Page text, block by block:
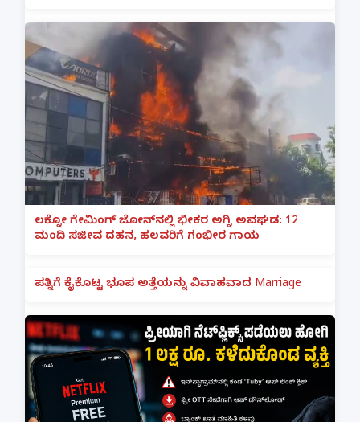
ಲಕ್ನೋ ಗೇಮಿಂಗ್ ಜೋನ್‌ನಲ್ಲಿ ಭೀಕರ ಅಗ್ನಿ ಅವಘಡ: 12
ಮಂದಿ ಸಜೀವ ದಹನ, ಹಲವರಿಗೆ ಗಂಭೀರ ಗಾಯ
ಪತ್ನಿಗೆ ಕೈಕೊಟ್ಟ ಭೂಪ ಅತ್ತೆಯನ್ನು ವಿವಾಹವಾದ Marriage